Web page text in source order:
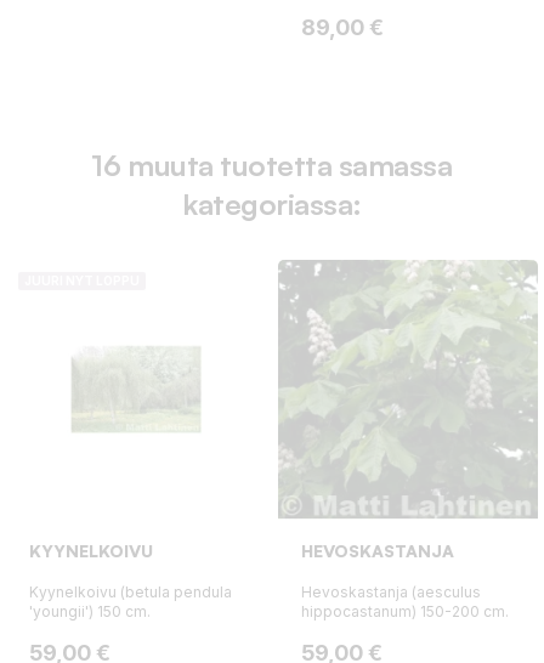
Hinta
89,00 €
16 muuta tuotetta samassa
kategoriassa:
KYYNELKOIVU
Kyynelkoivu (betula pendula
'youngii') 150 cm.
Hinta
59,00 €
HEVOSKASTANJA
Hevoskastanja (aesculus
hippocastanum) 150-200 cm.
Hinta
59,00 €